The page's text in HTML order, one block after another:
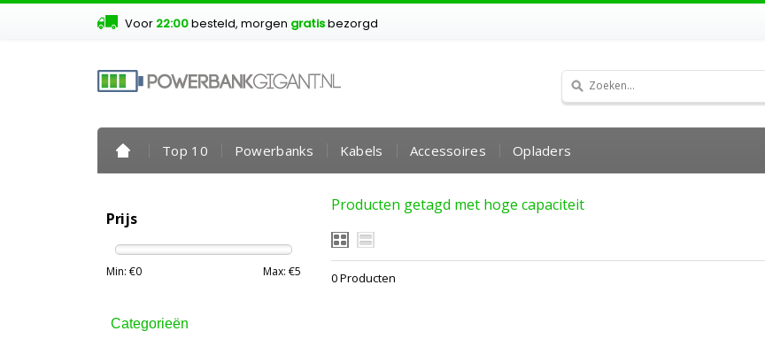
Voor 22:00besteld, morgen gratisbezorgd
Top 10 Powerbanks Kabels Accessoires Opladers
Producten getagd met hoge capaciteit
0 Producten
Prijs
Min: €0 Max: €5
Categorieën